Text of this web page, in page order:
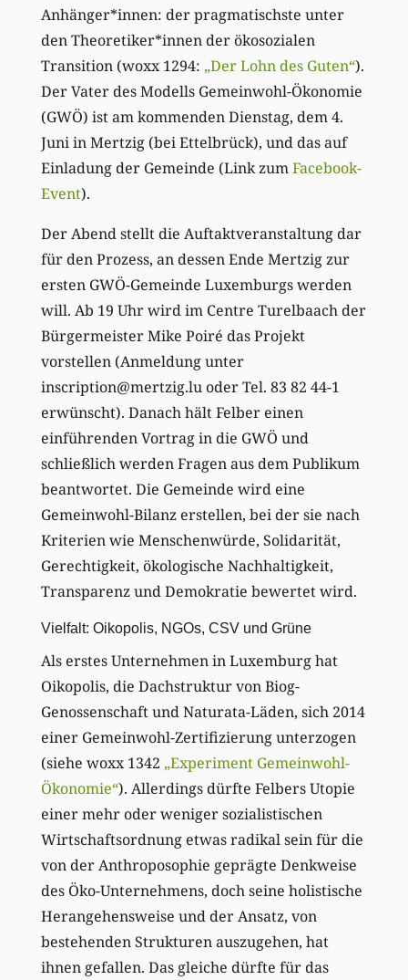
Anhänger*innen: der pragmatischste unter
den Theoretiker*innen der ökosozialen
Transition (woxx 1294: „Der Lohn des Guten“).
Der Vater des Modells Gemeinwohl-Ökonomie
(GWÖ) ist am kommenden Dienstag, dem 4.
Juni in Mertzig (bei Ettelbrück), und das auf
Einladung der Gemeinde (Link zumFacebook-
Event).
Der Abend stellt die Auftaktveranstaltung dar
für den Prozess, an dessen Ende Mertzig zur
ersten GWÖ-Gemeinde Luxemburgs werden
will. Ab 19 Uhr wird im Centre Turelbaach der
Bürgermeister Mike Poiré das Projekt
vorstellen (Anmeldung unter
inscription@mertzig.lu oder Tel. 83 82 44-1
erwünscht). Danach hält Felber einen
einführenden Vortrag in die GWÖ und
schließlich werden Fragen aus dem Publikum
beantwortet. Die Gemeinde wird eine
Gemeinwohl-Bilanz erstellen, bei der sie nach
Kriterien wie Menschenwürde, Solidarität,
Gerechtigkeit, ökologische Nachhaltigkeit,
Transparenz und Demokratie bewertet wird.
Vielfalt: Oikopolis, NGOs, CSV und Grüne
Als erstes Unternehmen in Luxemburg hat
Oikopolis, die Dachstruktur von Biog-
Genossenschaft und Naturata-Läden, sich 2014
einer Gemeinwohl-Zertifizierung unterzogen
(siehe woxx 1342 „Experiment Gemeinwohl-
Ökonomie“). Allerdings dürfte Felbers Utopie
einer mehr oder weniger sozialistischen
Wirtschaftsordnung etwas radikal sein für die
von der Anthroposophie geprägte Denkweise
des Öko-Unternehmens, doch seine holistische
Herangehensweise und der Ansatz, von
bestehenden Strukturen auszugehen, hat
ihnen gefallen. Das gleiche dürfte für das